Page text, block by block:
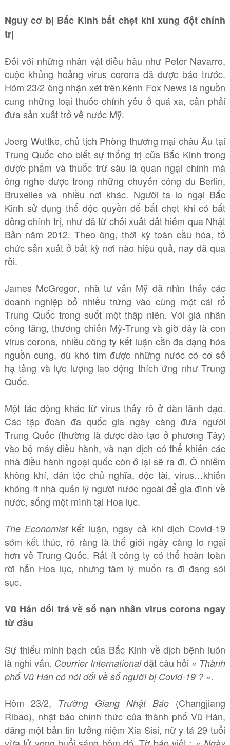
Nguy cơ bị Bắc Kinh bắt chẹt khi xung đột chính
trị
Đối với những nhân vật diều hâu như Peter Navarro,
cuộc khủng hoảng virus corona đã được báo trước.
Hôm 23/2 ông nhận xét trên kênh Fox News là nguồn
cung những loại thuốc chính yếu ở quá xa, cần phải
đưa sản xuất trở về nước Mỹ.
Joerg Wuttke, chủ tịch Phòng thương mại châu Âu tại
Trung Quốc cho biết sự thống trị của Bắc Kinh trong
dược phẩm và thuốc trừ sâu là quan ngại chính mà
ông nghe được trong những chuyến công du Berlin,
Bruxelles và nhiều nơi khác. Người ta lo ngại Bắc
Kinh sử dụng thế độc quyền để bắt chẹt khi có bất
đồng chính trị, như đã từ chối xuất đất hiếm qua Nhật
Bản năm 2012. Theo ông, thời kỳ toàn cầu hóa, tổ
chức sản xuất ở bất kỳ nơi nào hiệu quả, nay đã qua
rồi.
James McGregor, nhà tư vấn Mỹ đã nhìn thấy các
doanh nghiệp bỏ nhiều trứng vào cùng một cái rổ
Trung Quốc trong suốt một thập niên. Với giá nhân
công tăng, thương chiến Mỹ-Trung và giờ đây là con
virus corona, nhiều công ty kết luận cần đa dạng hóa
nguồn cung, dù khó tìm được những nước có cơ sở
hạ tầng và lực lượng lao động thích ứng như Trung
Quốc.
Một tác động khác từ virus thấy rõ ở dàn lãnh đạo.
Các tập đoàn đa quốc gia ngày càng đưa người
Trung Quốc (thường là được đào tạo ở phương Tây)
vào bộ máy điều hành, và nạn dịch có thể khiến các
nhà điều hành ngoại quốc còn ở lại sẽ ra đi. Ô nhiễm
không khí, dân tộc chủ nghĩa, độc tài, virus…khiến
không ít nhà quản lý người nước ngoài để gia đình về
nước, sống một mình tại Hoa lục.
The Economistkết luận, ngay cả khi dịch Covid-19
sớm kết thúc, rõ ràng là thế giới ngày càng lo ngại
hơn về Trung Quốc. Rất ít công ty có thể hoàn toàn
rời hẳn Hoa lục, nhưng tâm lý muốn ra đi đang sôi
sục.
Vũ Hán dối trá về số nạn nhân virus corona ngay
từ đầu
Sự thiếu minh bạch của Bắc Kinh về dịch bệnh luôn
là nghi vấn. Courrier Internationalđặt câu hỏi « Thành
phố Vũ Hán có nói dối về số người bị Covid-19 ? ».
Hôm 23/2, Trường Giang Nhật Báo (Changjiang
Ribao), nhật báo chính thức của thành phố Vũ Hán,
đăng một bản tin tưởng niệm Xia Sisi, nữ y tá 29 tuổi